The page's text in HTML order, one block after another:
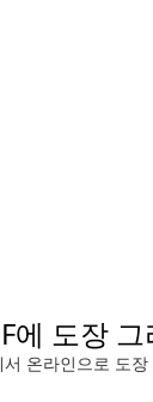
에 도장 그
온라인으로 도